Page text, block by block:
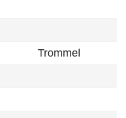
Trommel